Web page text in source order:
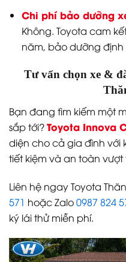
Chi phí bảo dưỡng
Không. Toyota cam
năm, bảo dưỡng định
Tư vấn chọn xe &
Bạn đang tìm kiếm một
sắp tới?Toyota Innova
diện cho cả gia đình với
tiết kiệm và an toàn vượt
Liên hệ ngay Toyota
571 hoặc Zalo0987 824
ký lái thử miễn phí.